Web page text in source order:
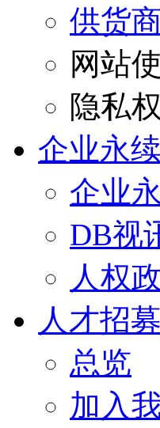
供货
网站
隐私
企业永续
企业
DB视
人权
人才招募
总览
加入